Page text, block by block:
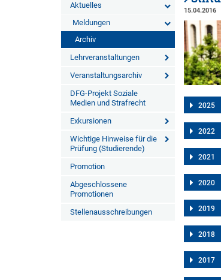
Aktuelles
Meldungen
Archiv
Lehrveranstaltungen
Veranstaltungsarchiv
DFG-Projekt Soziale
Medien und Strafrecht
Exkursionen
Wichtige Hinweise für die
Prüfung (Studierende)
Promotion
Abgeschlossene
Promotionen
Stellenausschreibungen
15.04.2016
2025
2022
2021
2020
2019
2018
2017